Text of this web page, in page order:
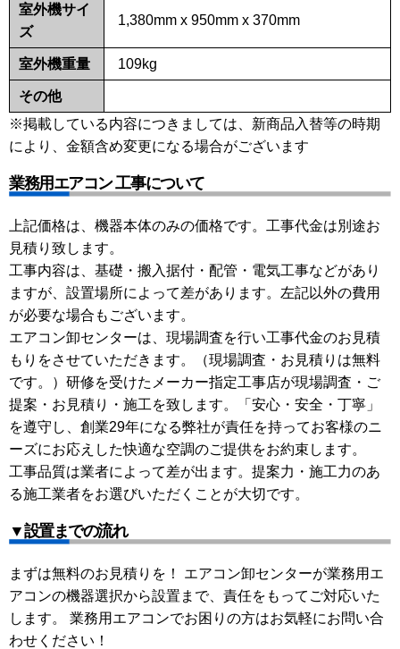
室外機サイ
ズ
1,380mm x 950mm x 370mm
室外機重量 109kg
その他
※掲載している内容につきましては、新商品入替等の時期
により、金額含め変更になる場合がございます
業務用エアコン 工事について
上記価格は、機器本体のみの価格です。工事代金は別途お
見積り致します。
工事内容は、基礎・搬入据付・配管・電気工事などがあり
ますが、設置場所によって差があります。左記以外の費用
が必要な場合もございます。
エアコン卸センターは、現場調査を行い工事代金のお見積
もりをさせていただきます。（現場調査・お見積りは無料
です。）研修を受けたメーカー指定工事店が現場調査・ご
提案・お見積り・施工を致します。「安心・安全・丁寧」
を遵守し、創業29年になる弊社が責任を持ってお客様のニ
ーズにお応えした快適な空調のご提供をお約束します。
工事品質は業者によって差が出ます。提案力・施工力のあ
る施工業者をお選びいただくことが大切です。
▼設置までの流れ
まずは無料のお見積りを！ エアコン卸センターが業務用エ
アコンの機器選択から設置まで、責任をもってご対応いた
します。 業務用エアコンでお困りの方はお気軽にお問い合
わせください！